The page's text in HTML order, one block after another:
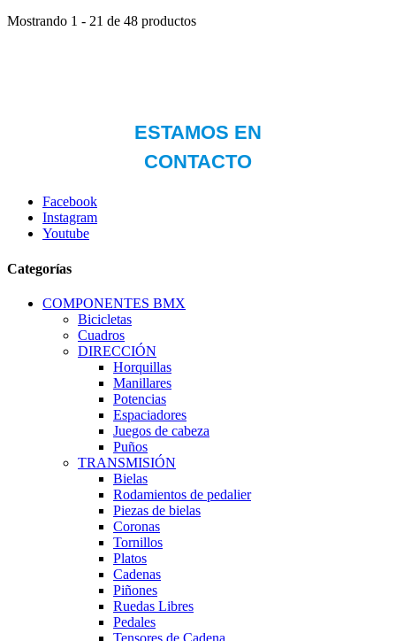
Mostrando 1 - 21 de 48 productos
Facebook
Instagram
Youtube
Categorías
COMPONENTES BMX
Bicicletas
Cuadros
DIRECCIÓN
Horquillas
Manillares
Potencias
Espaciadores
Juegos de cabeza
Puños
TRANSMISIÓN
Bielas
Rodamientos de pedalier
Piezas de bielas
Coronas
Tornillos
Platos
Cadenas
Piñones
Ruedas Libres
Pedales
Tensores de Cadena